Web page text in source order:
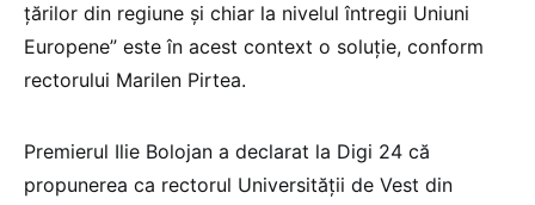
țărilor din regiune și chiar la nivelul întregii Uniuni
Europene” este în acest context o soluție, conform
rectorului Marilen Pirtea.
Premierul Ilie Bolojan a declarat la Digi 24 că
propunerea ca rectorul Universității de Vest din